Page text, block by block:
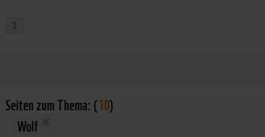
1
Seiten zum Thema:(10)
Wolf